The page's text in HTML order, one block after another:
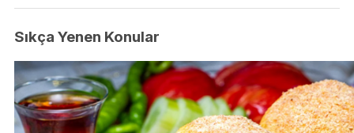
Sıkça Yenen Konular